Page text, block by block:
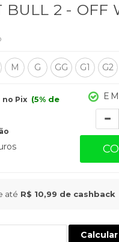
BULL 2 - OFF
M G GG G1 G2
no Pix (5% de
até R$ 10,99 de cashback
Calcular